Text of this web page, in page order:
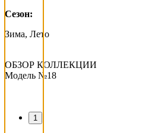
Сезон:
Зима, Лето
ОБЗОР КОЛЛЕКЦИИ
Модель №18
1